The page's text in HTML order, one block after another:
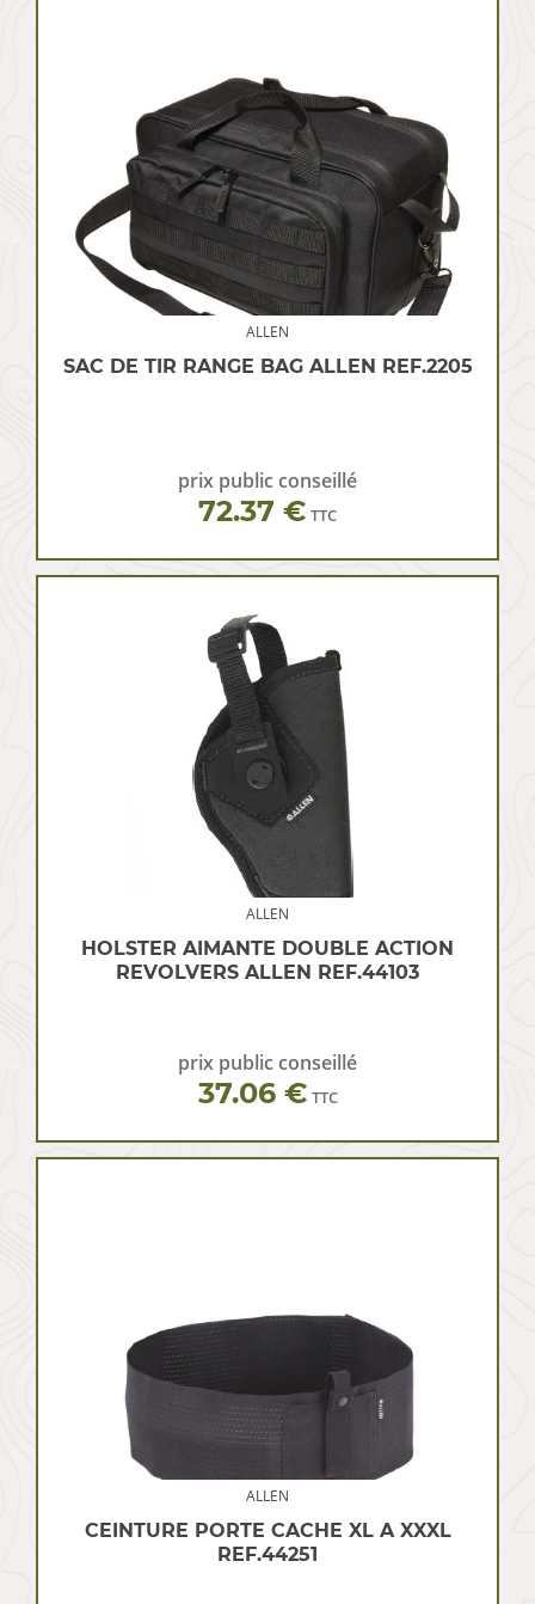
ALLEN
SAC DE TIR RANGE BAG ALLEN REF.2205
prix public conseillé
72.37 € TTC
ALLEN
HOLSTER AIMANTE DOUBLE ACTION
REVOLVERS ALLEN REF.44103
prix public conseillé
37.06 € TTC
ALLEN
CEINTURE PORTE CACHE XL A XXXL
REF.44251